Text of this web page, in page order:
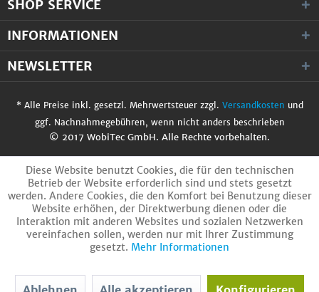
SHOP SERVICE
INFORMATIONEN
NEWSLETTER
* Alle Preise inkl. gesetzl. Mehrwertsteuer zzgl. Versandkosten und
ggf. Nachnahmegebühren, wenn nicht anders beschrieben
© 2017 WobiTec GmbH. Alle Rechte vorbehalten.
Diese Website benutzt Cookies, die für den technischen
Betrieb der Website erforderlich sind und stets gesetzt
werden. Andere Cookies, die den Komfort bei Benutzung dieser
Website erhöhen, der Direktwerbung dienen oder die
Interaktion mit anderen Websites und sozialen Netzwerken
vereinfachen sollen, werden nur mit Ihrer Zustimmung
gesetzt. Mehr Informationen